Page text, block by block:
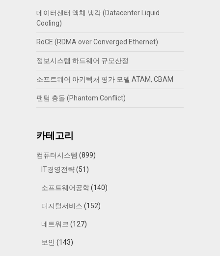
데이터센터 액체 냉각 (Datacenter Liquid
Cooling)
RoCE (RDMA over Converged Ethernet)
정보시스템 하드웨어 규모산정
소프트웨어 아키텍처 평가 모델 ATAM, CBAM
팬텀 충돌 (Phantom Conflict)
카테고리
컴퓨터시스템 (899)
IT경영전략(51)
소프트웨어공학(140)
디지털서비스 (152)
네트워크 (127)
보안(143)